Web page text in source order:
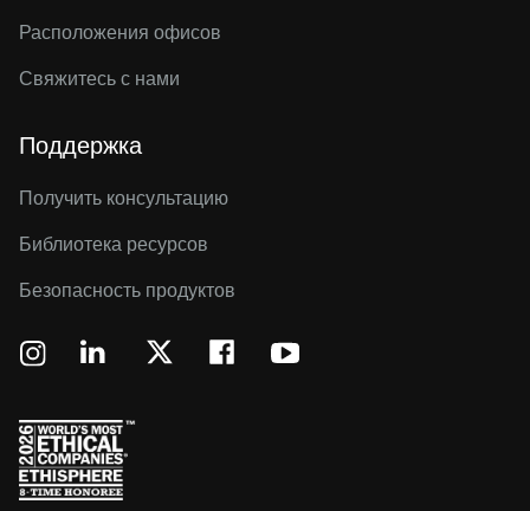
Расположения офисов
Свяжитесь с нами
Поддержка
Получить консультацию
Библиотека ресурсов
Безопасность продуктов